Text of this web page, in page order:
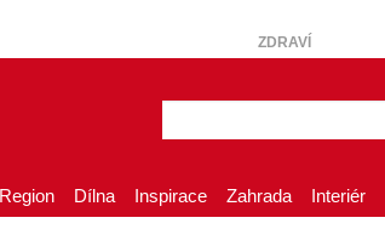
ZDRAVÍ
Region Dílna Inspirace Zahrada Interiér